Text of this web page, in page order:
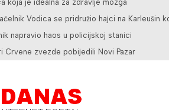
koja je idealna za zdravlje mozga
Vodica se pridružio hajci na Karleušin
napravio haos u policijskoj stanici
Crvene zvezde pobijedili Novi Pazar